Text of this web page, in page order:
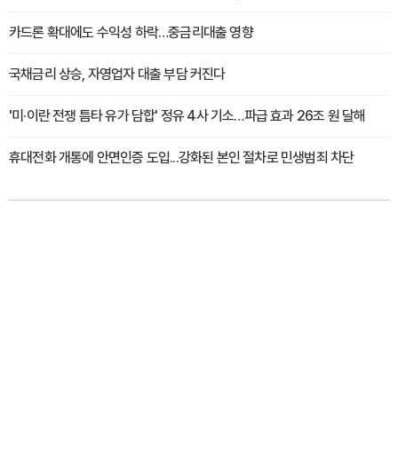
카드론 확대에도 수익성 하락…중금리대출 영향
국채금리 상승, 자영업자 대출 부담 커진다
'미·이란 전쟁 틈타 유가 담합' 정유 4사 기소…파급 효과 26조 원 달해
휴대전화 개통에 안면인증 도입...강화된 본인 절차로 민생범죄 차단